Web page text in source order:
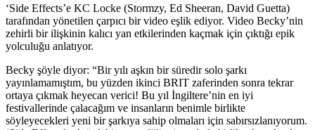
‘Side Effects’e KC Locke (Stormzy, Ed Sheeran, David Guetta)
tarafından yönetilen çarpıcı bir video eşlik ediyor. Video Becky’nin
zehirli bir ilişkinin kalıcı yan etkilerinden kaçmak için çıktığı epik
yolculuğu anlatıyor.
Becky şöyle diyor: “Bir yılı aşkın bir süredir solo şarkı
yayınlamamıştım, bu yüzden ikinci BRIT zaferinden sonra tekrar
ortaya çıkmak heyecan verici! Bu yıl İngiltere’nin en iyi
festivallerinde çalacağım ve insanların benimle birlikte
söyleyecekleri yeni bir şarkıya sahip olmaları için sabırsızlanıyorum.